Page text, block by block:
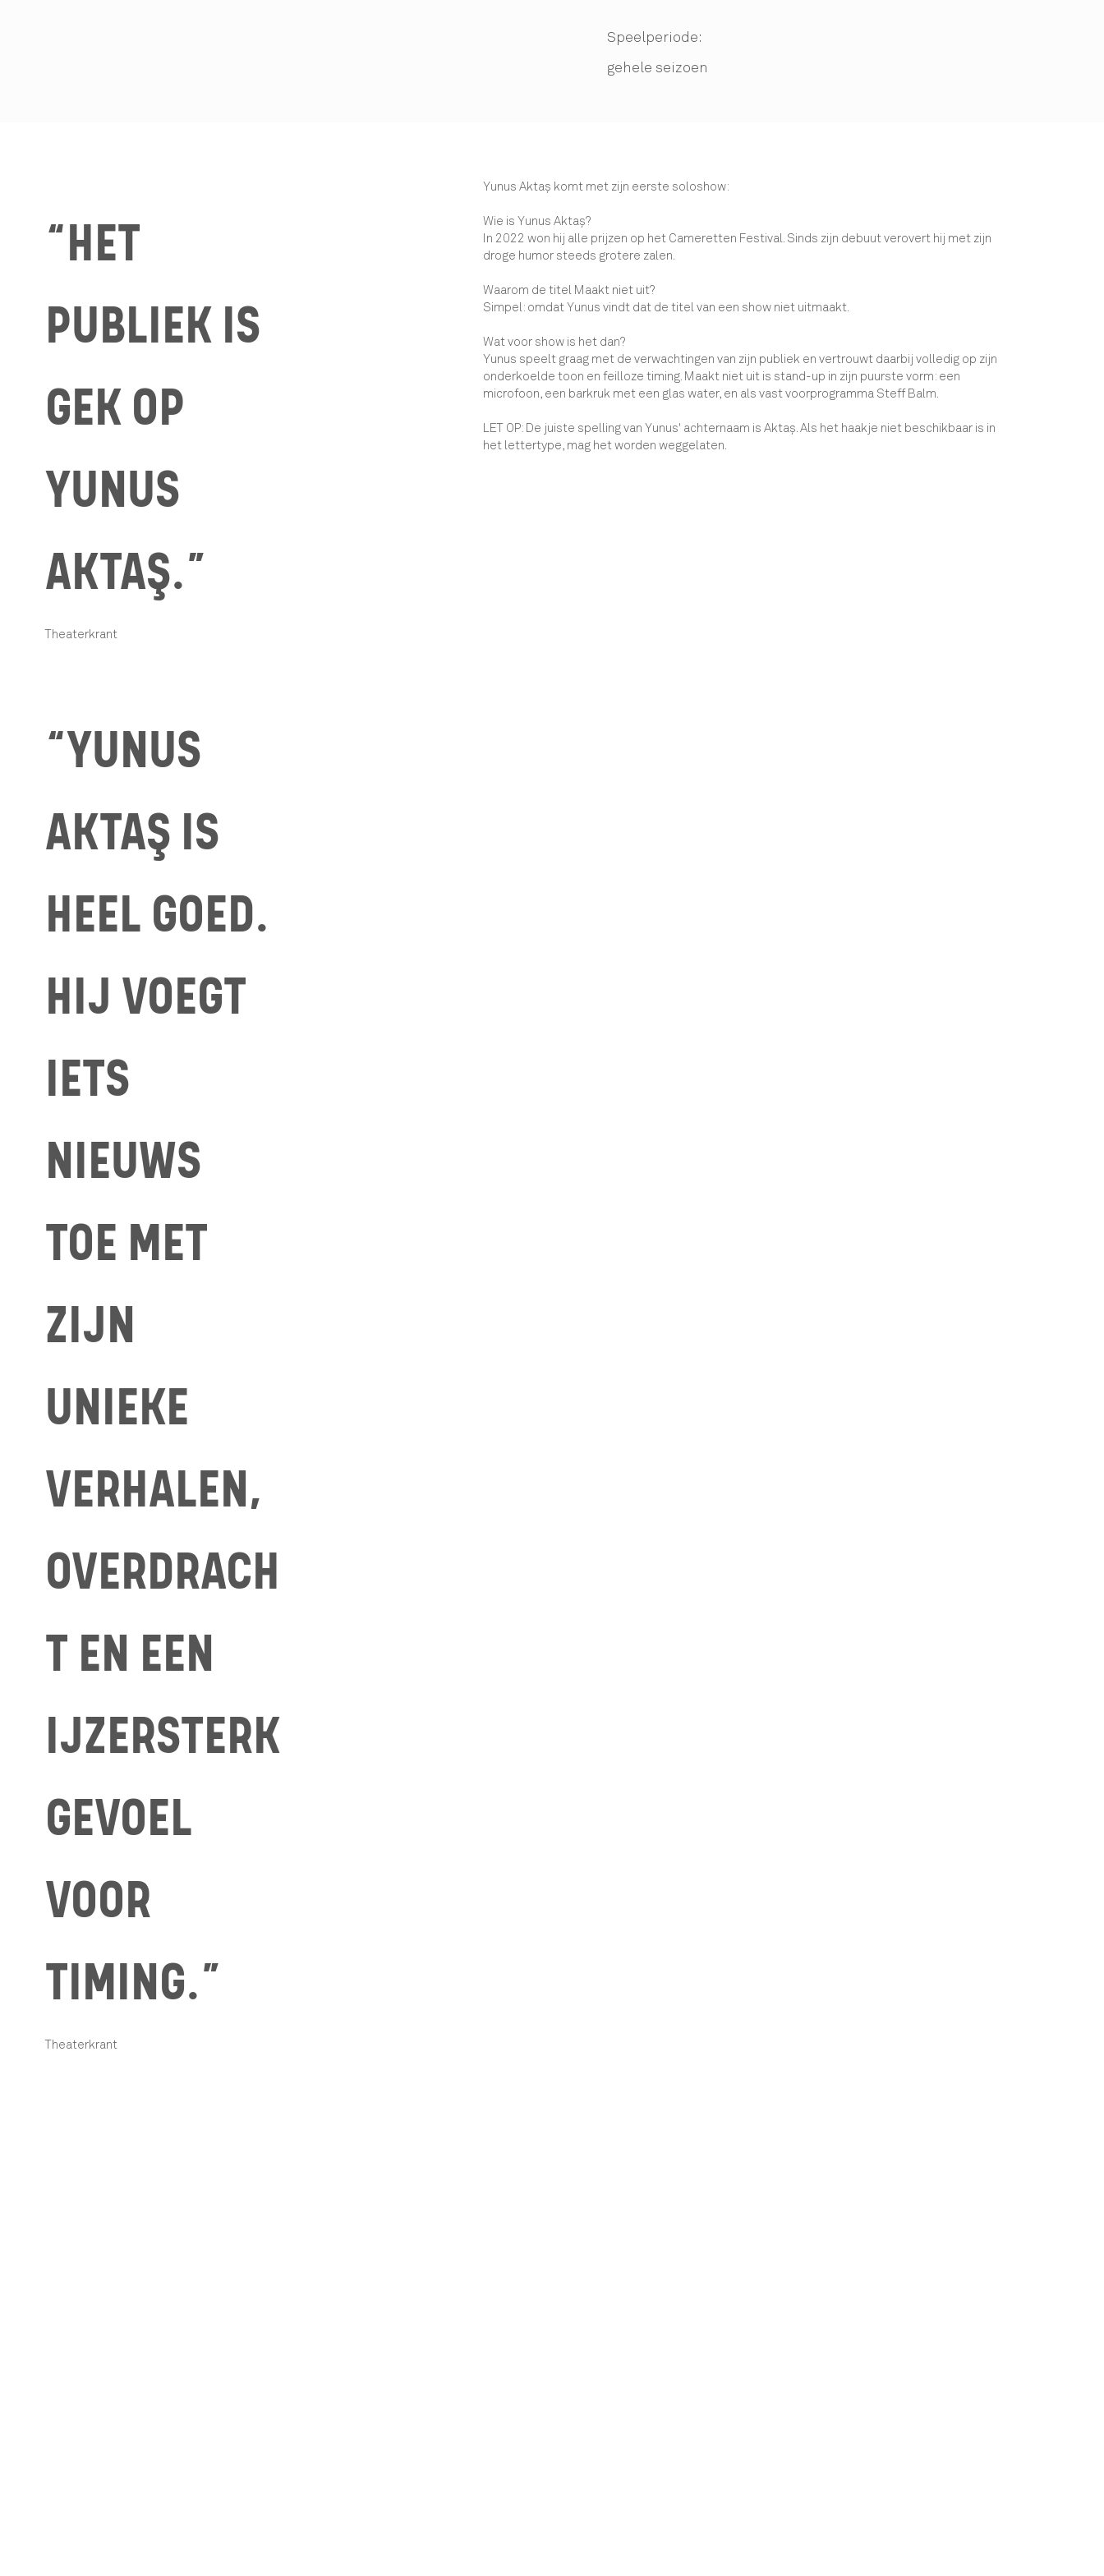
Speelperiode:
gehele seizoen
“HET
PUBLIEK IS
GEK OP
YUNUS
AKTAŞ.”
Theaterkrant
“YUNUS
AKTAŞ IS
HEEL GOED.
HIJ VOEGT
IETS
NIEUWS
TOE MET
ZIJN
UNIEKE
VERHALEN,
OVERDRACH
T EN EEN
IJZERSTERK
GEVOEL
VOOR
TIMING.”
Theaterkrant
Yunus Aktaş komt met zijn eerste soloshow:
Wie is Yunus Aktaş?
In 2022 won hij alle prijzen op het Cameretten Festival. Sinds zijn debuut verovert hij met zijn
droge humor steeds grotere zalen.
Waarom de titel Maakt niet uit?
Simpel: omdat Yunus vindt dat de titel van een show niet uitmaakt.
Wat voor show is het dan?
Yunus speelt graag met de verwachtingen van zijn publiek en vertrouwt daarbij volledig op zijn
onderkoelde toon en feilloze timing. Maakt niet uit is stand-up in zijn puurste vorm: een
microfoon, een barkruk met een glas water, en als vast voorprogramma Steff Balm.
LET OP: De juiste spelling van Yunus' achternaam is Aktaş. Als het haakje niet beschikbaar is in
het lettertype, mag het worden weggelaten.